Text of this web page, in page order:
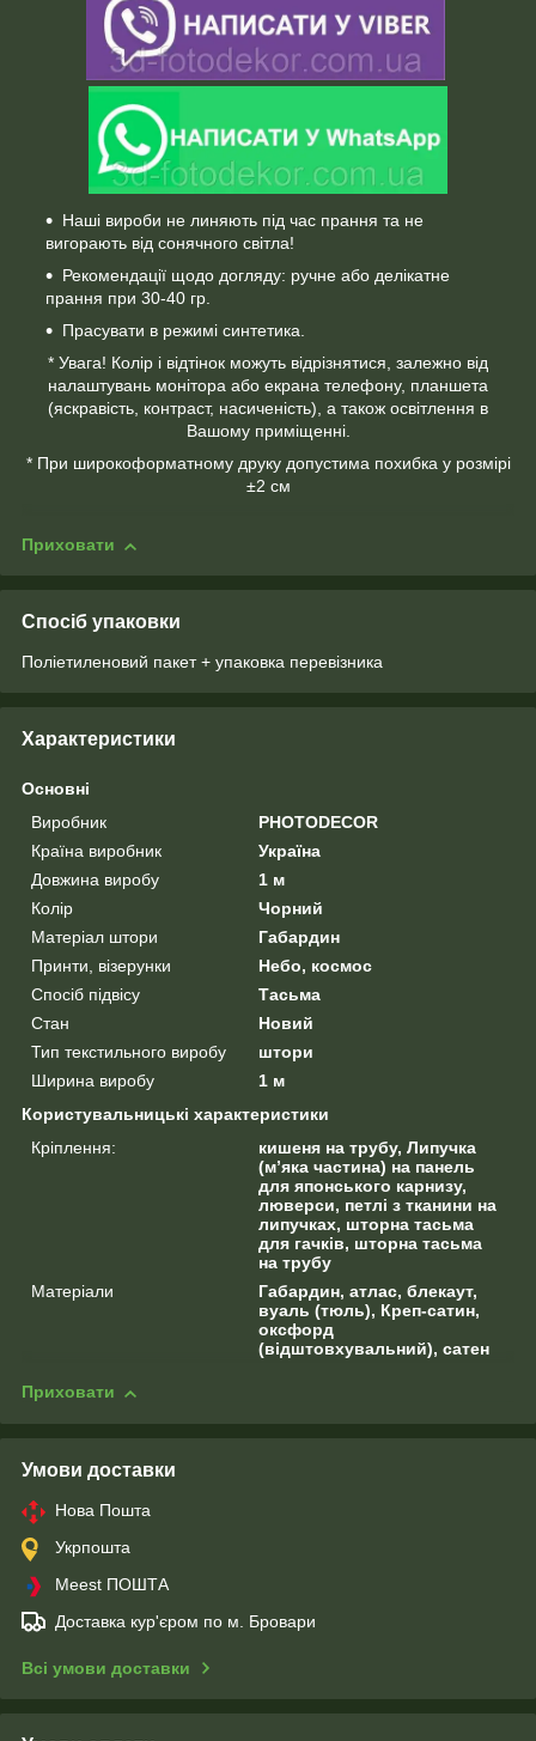
Наші вироби не линяють під час прання та не
вигорають від сонячного світла!
Рекомендації щодо догляду: ручне або делікатне
прання при 30-40 гр.
Прасувати в режимі синтетика.
* Увага! Колір і відтінок можуть відрізнятися, залежно від
налаштувань монітора або екрана телефону, планшета
(яскравість, контраст, насиченість), а також освітлення в
Вашому приміщенні.
* При широкоформатному друку допустима похибка у розмірі
±2 см
Приховати
Спосіб упаковки
Поліетиленовий пакет + упаковка перевізника
Характеристики
Основні
Виробник
PHOTODECOR
Країна виробник
Україна
Довжина виробу
1 м
Колір
Чорний
Матеріал штори
Габардин
Принти, візерунки
Небо, космос
Спосіб підвісу
Тасьма
Стан
Новий
Тип текстильного виробу
штори
Ширина виробу
1 м
Користувальницькі характеристики
Кріплення:
кишеня на трубу, Липучка
(м’яка частина) на панель
для японського карнизу,
люверси, петлі з тканини на
липучках, шторна тасьма
для гачків, шторна тасьма
на трубу
Матеріали
Габардин, атлас, блекаут,
вуаль (тюль), Креп-сатин,
оксфорд
(відштовхувальний), сатен
Приховати
Умови доставки
Нова Пошта
Укрпошта
Meest ПОШТА
Доставка кур'єром по м. Бровари
Всі умови доставки